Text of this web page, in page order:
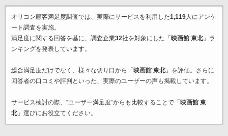
オリコン顧客満足度調査では、実際にサービスを利用した1,119人にアンケ
ート調査を実施。
満足度に関する回答を基に、調査企業32社を対象にした「 映画館 東北」ラ
ンキングを発表しています。
総合満足度だけでなく、様々な切り口から「 映画館 東北」を評価。さらに
回答者の口コミや評判といった、実際のユーザーの声も掲載しています。
サービス検討の際、“ユーザー満足度”からも比較することで「 映画館 東
北」選びにお役立てください。